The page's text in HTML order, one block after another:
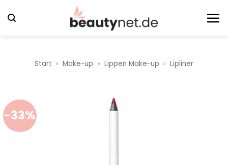
Inhalt
Start » Make-up » Lippen Make-up » Lipliner
-33%